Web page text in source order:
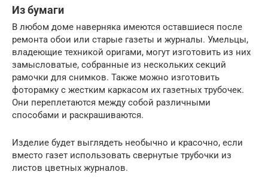
Из бумаги
В любом доме наверняка имеются оставшиеся после
ремонта обои или старые газеты и журналы. Умельцы,
владеющие техникой оригами, могут изготовить из них
замысловатые, собранные из нескольких секций
рамочки для снимков. Также можно изготовить
фоторамку с жестким каркасом их газетных трубочек.
Они переплетаются между собой различными
способами и раскрашиваются.
Изделие будет выглядеть необычно и красочно, если
вместо газет использовать свернутые трубочки из
листов цветных журналов.